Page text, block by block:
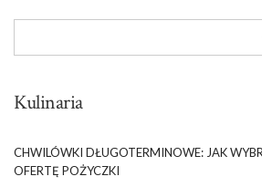
Kulinaria
CHWILÓWKI DŁUGOTERMINOWE: JAK
OFERTĘ POŻYCZKI